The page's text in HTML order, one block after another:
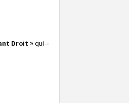
Droit » qui –